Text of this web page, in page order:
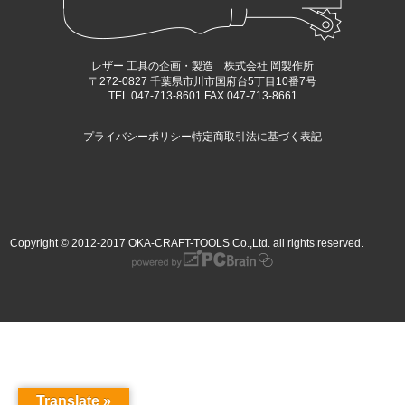
レザー 工具の企画・製造 株式会社 岡製作所
〒272-0827 千葉県市川市国府台5丁目10番7号
TEL 047-713-8601 FAX 047-713-8661
プライバシーポリシー特定商取引法に基づく表記
Copyright © 2012-2017 OKA-CRAFT-TOOLS Co.,Ltd. all rights reserved.
Translate »